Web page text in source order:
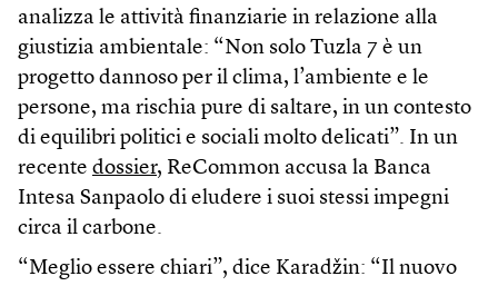
analizza le attività finanziarie in relazione alla
giustizia ambientale: “Non solo Tuzla 7 è un
progetto dannoso per il clima, l’ambiente e le
persone, ma rischia pure di saltare, in un contesto
di equilibri politici e sociali molto delicati”. In un
recente dossier, ReCommon accusa la Banca
Intesa Sanpaolo di eludere i suoi stessi impegni
circa il carbone.
“Meglio essere chiari”, dice Karadžin: “Il nuovo